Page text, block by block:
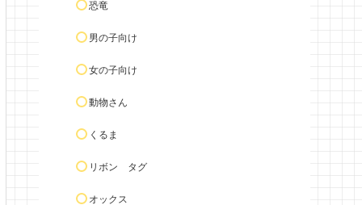
恐竜
男の子向け
女の子向け
動物さん
くるま
リボン タグ
オックス